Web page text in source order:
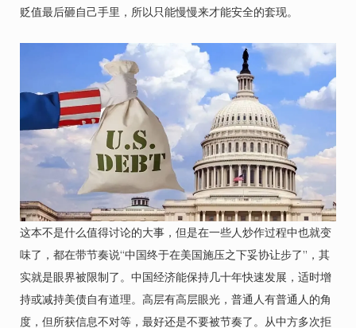
贬值最后砸自己手里，所以只能慢慢来才能安全的套现。
这本不是什么值得讨论的大事，但是在一些人炒作过程中也就变
味了，都在带节奏说“中国终于在美国施压之下妥协让步了”，其
实就是眼界被限制了。中国经济能保持几十年快速发展，适时增
持或减持美债自有道理。高层有高层眼光，普通人有普通人的角
度，但所获信息不对等，最好还是不要被节奏了。从中方多次拒